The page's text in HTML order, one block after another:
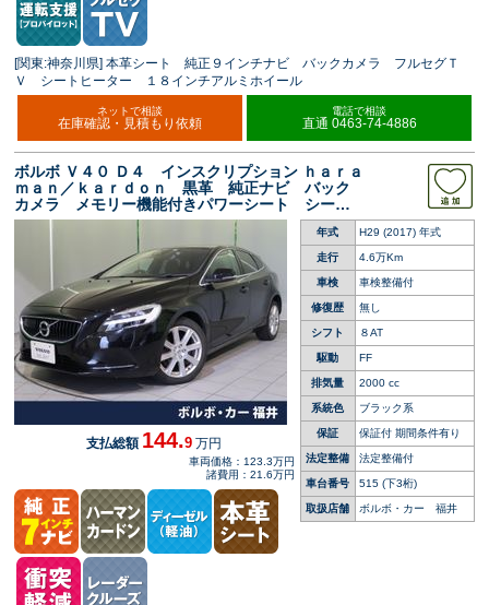
[関東:神奈川県] 本革シート 純正９インチナビ バックカメラ フルセグＴ
Ｖ シートヒーター １８インチアルミホイール
ネットで相談
在庫確認・見積もり依頼
電話で相談
直通 0463-74-4886
ボルボ Ｖ４０ Ｄ４ インスクリプション ｈａｒａ
ｍａｎ／ｋａｒｄｏｎ 黒革 純正ナビ バック
カメラ メモリー機能付きパワーシート シート
ヒーター 禁煙車 Ｂｌｕｅｔｏｏｔｈ パドル
シフト ＥＴＣ 純正１７インチアルミホイー
年式 H29 (2017) 年式
走行 4.6万Km
車検 車検整備付
修復歴 無し
シフト ８AT
駆動 FF
排気量 2000 cc
系統色 ブラック系
保証 保証付 期間条件有り
法定整備 法定整備付
車台番号 515 (下3桁)
取扱店舗 ボルボ・カー 福井
支払総額144.9 万円
車両価格：123.3万円
諸費用：21.6万円